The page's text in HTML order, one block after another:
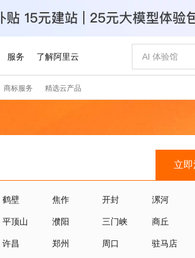
立
鹤壁 焦作 开封
漯河
平顶山 濮阳 三门峡
商丘
许昌 郑州 周口 驻马店